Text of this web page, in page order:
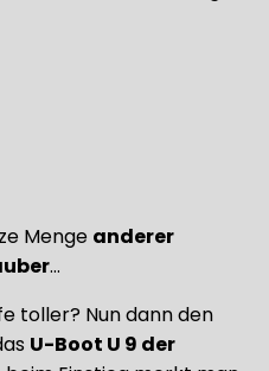
Menge anderer
…
toller? Nun dann den
U-Boot U 9 der